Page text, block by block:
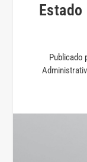
Publicado